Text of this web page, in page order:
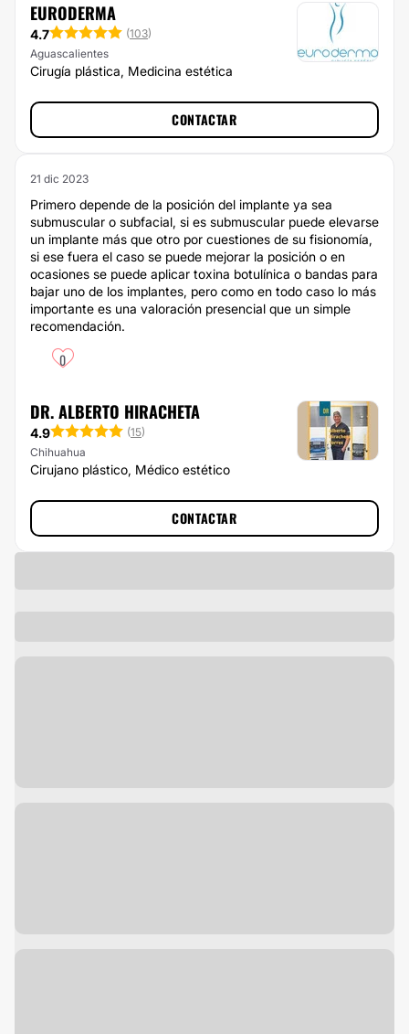
EURODERMA
4.7 (103)
Aguascalientes
Cirugía plástica, Medicina estética
CONTACTAR
21 dic 2023
Primero depende de la posición del implante ya sea
submuscular o subfacial, si es submuscular puede elevarse
un implante más que otro por cuestiones de su fisionomía,
si ese fuera el caso se puede mejorar la posición o en
ocasiones se puede aplicar toxina botulínica o bandas para
bajar uno de los implantes, pero como en todo caso lo más
importante es una valoración presencial que un simple
recomendación.
0
DR. ALBERTO HIRACHETA
4.9 (15)
Chihuahua
Cirujano plástico, Médico estético
CONTACTAR